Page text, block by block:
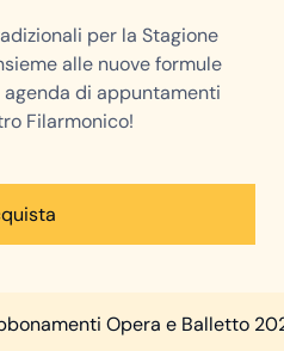
per la Stagione
alle nuove formule
di appuntamenti
Filarmonico!
Opera e Balletto